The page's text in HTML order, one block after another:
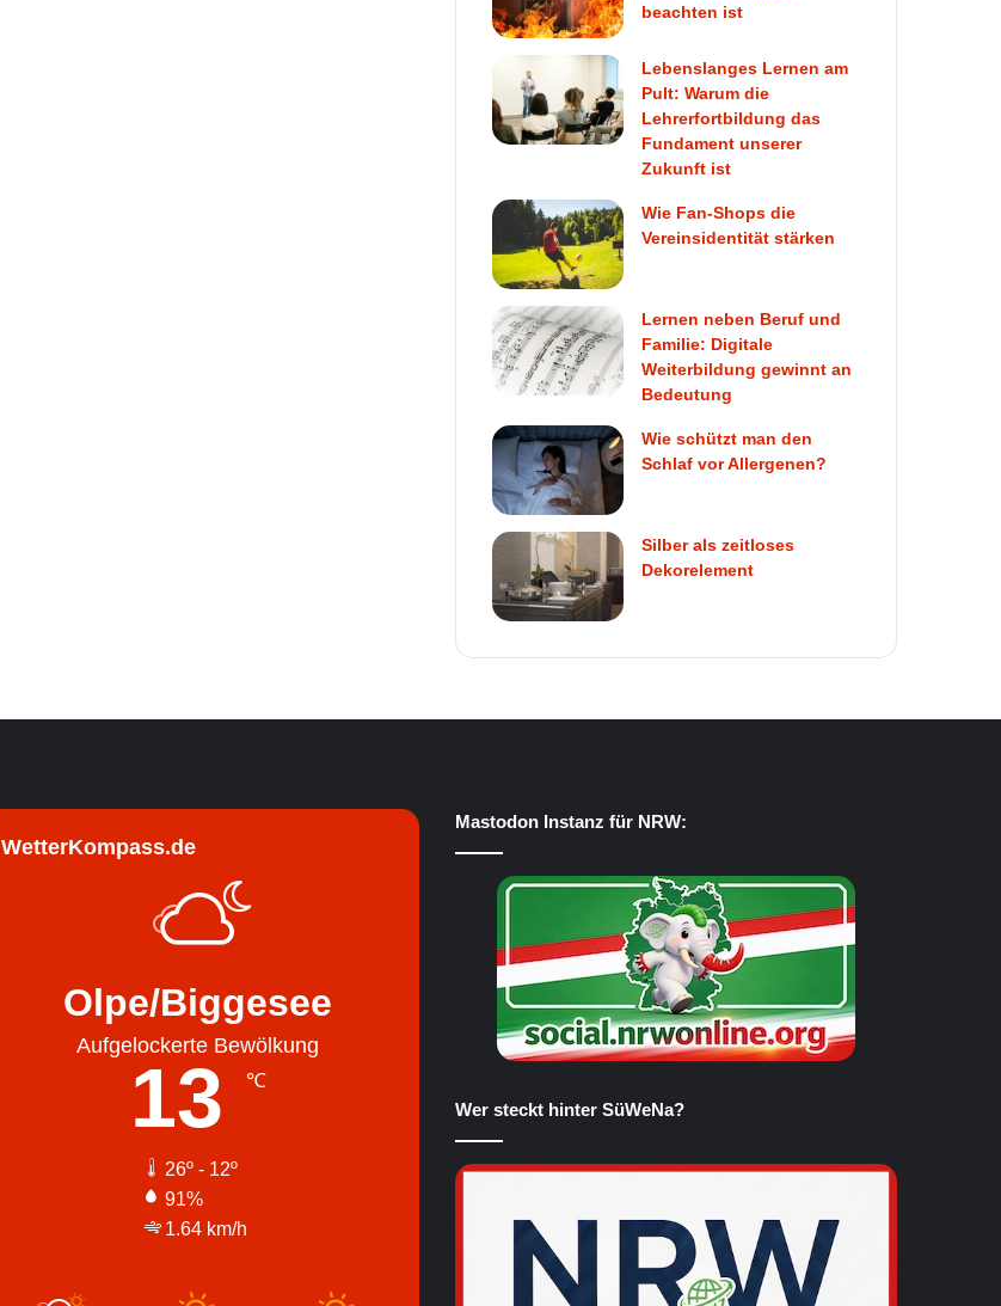
beachten ist
Lebenslanges Lernen am
Pult: Warum die
Lehrerfortbildung das
Fundament unserer
Zukunft ist
Wie Fan-Shops die
Vereinsidentität stärken
Lernen neben Beruf und
Familie: Digitale
Weiterbildung gewinnt an
Bedeutung
Wie schützt man den
Schlaf vor Allergenen?
Silber als zeitloses
Dekorelement
WetterKompass.de
Olpe/Biggesee
Aufgelockerte Bewölkung
13 ℃
26º - 12º
91%
1.64 km/h
Mastodon Instanz für NRW:
Wer steckt hinter SüWeNa?